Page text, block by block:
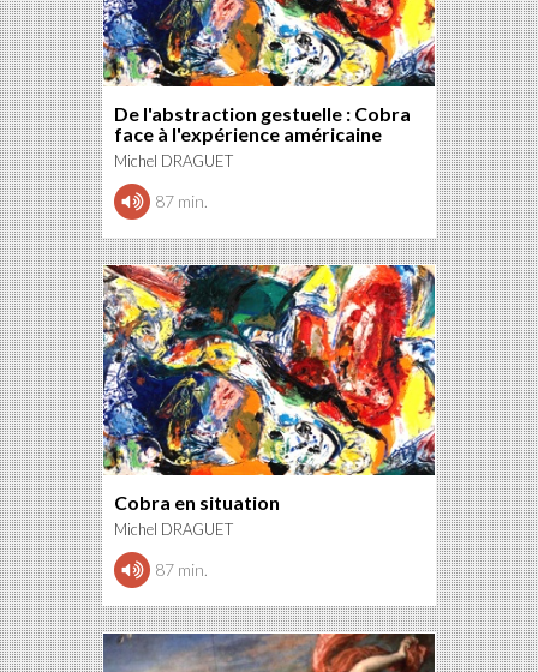
De l'abstraction gestuelle : Cobra
face à l'expérience américaine
Michel DRAGUET
87 min.
Cobra en situation
Michel DRAGUET
87 min.